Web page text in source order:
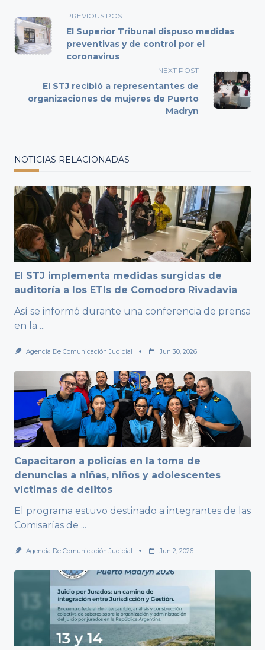
<span
class="nav-
subtitle
screen-
text">Page</span>
PREVIOUS POST
El Superior Tribunal dispuso medidas
preventivas y de control por el
coronavirus
NEXT POST
El STJ recibió a representantes de
organizaciones de mujeres de Puerto
Madryn
NOTICIAS RELACIONADAS
El STJ implementa medidas surgidas de
auditoría a los ETIs de Comodoro Rivadavia
Así se informó durante una conferencia de prensa
en la ...
Agencia De Comunicación Judicial Jun 30, 2026
Capacitaron a policías en la toma de
denuncias a niñas, niños y adolescentes
víctimas de delitos
El programa estuvo destinado a integrantes de las
Comisarías de ...
Agencia De Comunicación Judicial Jun 2, 2026